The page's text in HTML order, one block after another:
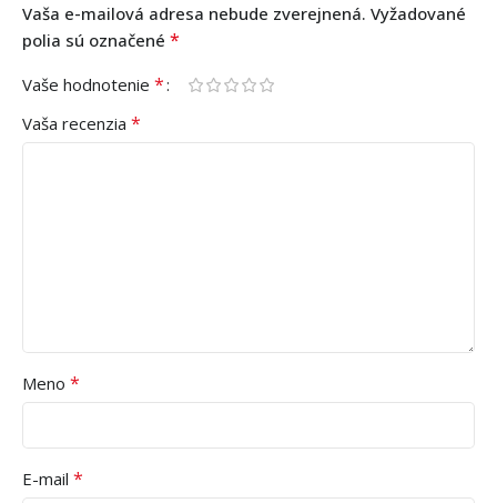
Vaša e-mailová adresa nebude zverejnená. Vyžadované
polia sú označené *
Vaše hodnotenie *
Vaša recenzia *
Meno *
E-mail *